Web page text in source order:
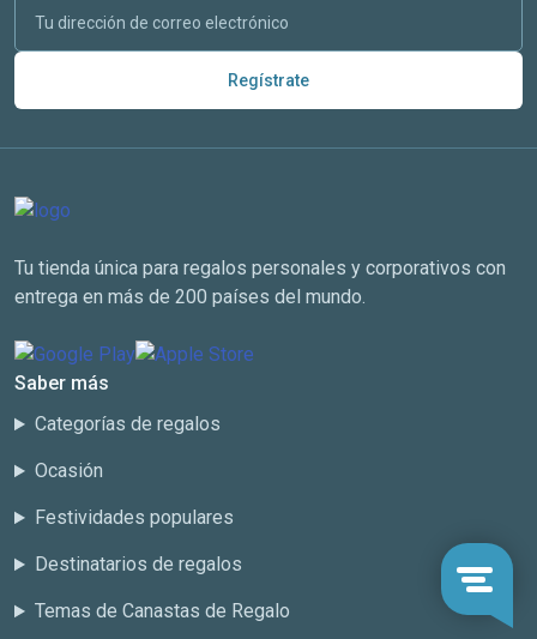
Regístrate
Tu tienda única para regalos personales y corporativos con
entrega en más de 200 países del mundo.
Saber más
Categorías de regalos
Ocasión
Festividades populares
Destinatarios de regalos
Temas de Canastas de Regalo